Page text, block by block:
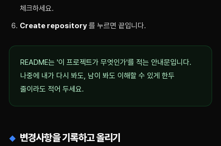
체크하세요.
Create repository 를 누르면 끝입니다.
README는 '이 프로젝트가 무엇인가'를 적는 안내문입니다.
나중에 내가 다시 봐도, 남이 봐도 이해할 수 있게 한두
줄이라도 적어 두세요.
변경사항을 기록하고 올리기